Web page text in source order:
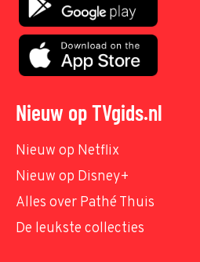
Nieuw op TVgids.nl
Nieuw op Netflix
Nieuw op Disney+
Alles over Pathé Thuis
De leukste collecties